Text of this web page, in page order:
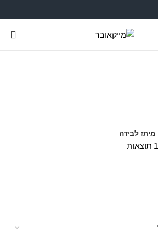
מיתז לבידה